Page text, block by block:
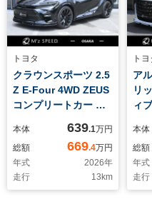
トヨタ
クラウンスポーツ 2.5
Z E-Four 4WD ZEUS
コンプリートカー パ
ルインナーミラー
ETC2.0 ワイヤレス充
電 アドバンストパー
ク 12.3インチナビ パ
ワーバックドア ブラ
本体 639.1万円
総額
669.4万円
年式
2026年
走行
13 km
トヨ
ア
リ
ィ
ニ
CD/
タ
ヘ
レ
本体
総額
年式
走行